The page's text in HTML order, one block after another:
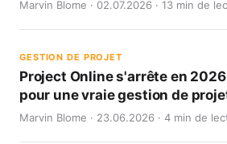
Marvin Blome · 02.07.2026 · 13 min de
GESTION DE PROJET
Project Online s'arrête en
pour une vraie gestion de
Marvin Blome · 23.06.2026 · 4 min de